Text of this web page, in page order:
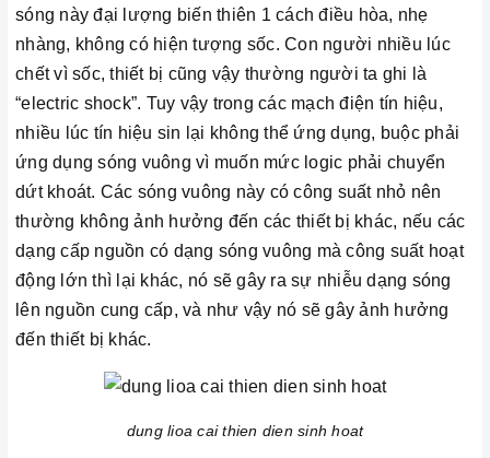
sóng này đại lượng biến thiên 1 cách điều hòa, nhẹ
nhàng, không có hiện tượng sốc. Con người nhiều lúc
chết vì sốc, thiết bị cũng vậy thường người ta ghi là
“electric shock”. Tuy vậy trong các mạch điện tín hiệu,
nhiều lúc tín hiệu sin lại không thể ứng dụng, buộc phải
ứng dụng sóng vuông vì muốn mức logic phải chuyển
dứt khoát. Các sóng vuông này có công suất nhỏ nên
thường không ảnh hưởng đến các thiết bị khác, nếu các
dạng cấp nguồn có dạng sóng vuông mà công suất hoạt
động lớn thì lại khác, nó sẽ gây ra sự nhiễu dạng sóng
lên nguồn cung cấp, và như vậy nó sẽ gây ảnh hưởng
đến thiết bị khác.
dung lioa cai thien dien sinh hoat